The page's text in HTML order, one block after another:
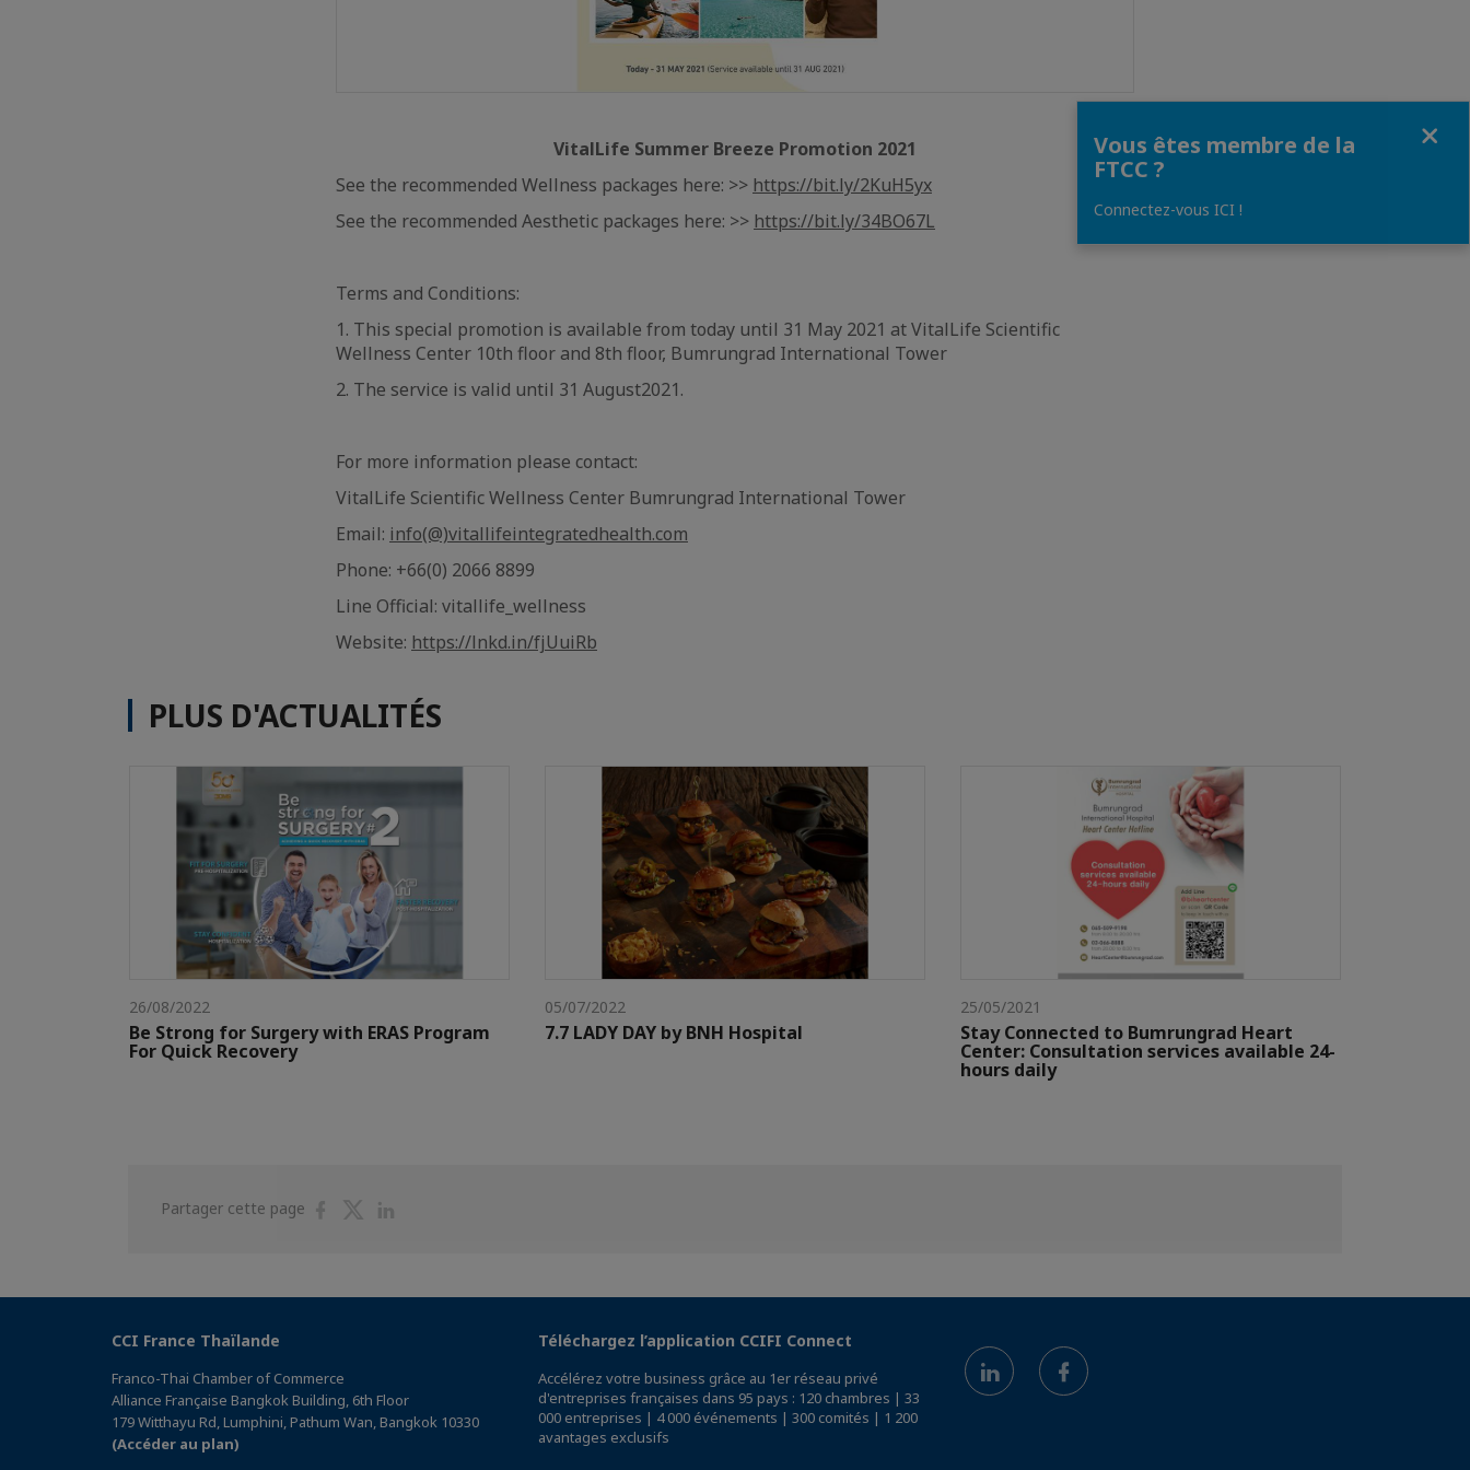
VitalLife Summer Breeze Promotion 2021
See the recommended Wellness packages here: >> https://bit.ly/2KuH5yx
See the recommended Aesthetic packages here: >> https://bit.ly/34BO67L
Terms and Conditions:
1. This special promotion is available from today until 31 May 2021 at VitalLife Scientific
Wellness Center 10th floor and 8th floor, Bumrungrad International Tower
2. The service is valid until 31 August2021.
For more information please contact:
VitalLife Scientific Wellness Center Bumrungrad International Tower
Email: info(@)vitallifeintegratedhealth.com
Phone: +66(0) 2066 8899
Line Official: vitallife_wellness
Website: https://lnkd.in/fjUuiRb
PLUS D'ACTUALITÉS
26/08/2022
Be Strong for Surgery with ERAS Program
For Quick Recovery
05/07/2022
7.7 LADY DAY by BNH Hospital
25/05/2021
Stay Connected to Bumrungrad Heart
Center: Consultation services available 24-
hours daily
Partager cette page
PartagerPartager
CCI France Thaïlande
Franco-Thai Chamber of Commerce
Alliance Française Bangkok Building, 6th Floor
179 Witthayu Rd, Lumphini, Pathum Wan, Bangkok 10330
(Accéder au plan)
Téléchargez l’application CCIFI Connect
Accélérez votre business grâce au 1er réseau privé
d'entreprises françaises dans 95 pays : 120 chambres | 33
000 entreprises | 4 000 événements | 300 comités | 1 200
avantages exclusifs
Vous êtes membre de la
FTCC ?
Connectez-vous ICI !